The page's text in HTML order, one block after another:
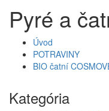
Pyré a
Úvod
POTRAVINY
BIO čatní
Kategória